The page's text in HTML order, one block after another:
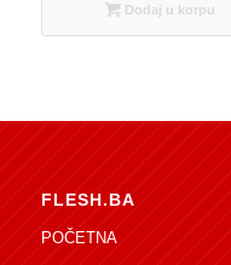
Dodaj u korpu
FLESH.BA
POČETNA